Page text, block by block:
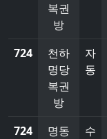
복권
방
724
천하
명당
복권
방
자
동
724
명동
수